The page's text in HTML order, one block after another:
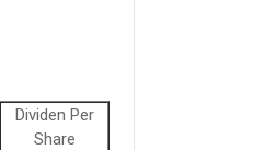
Dividen Per
Share